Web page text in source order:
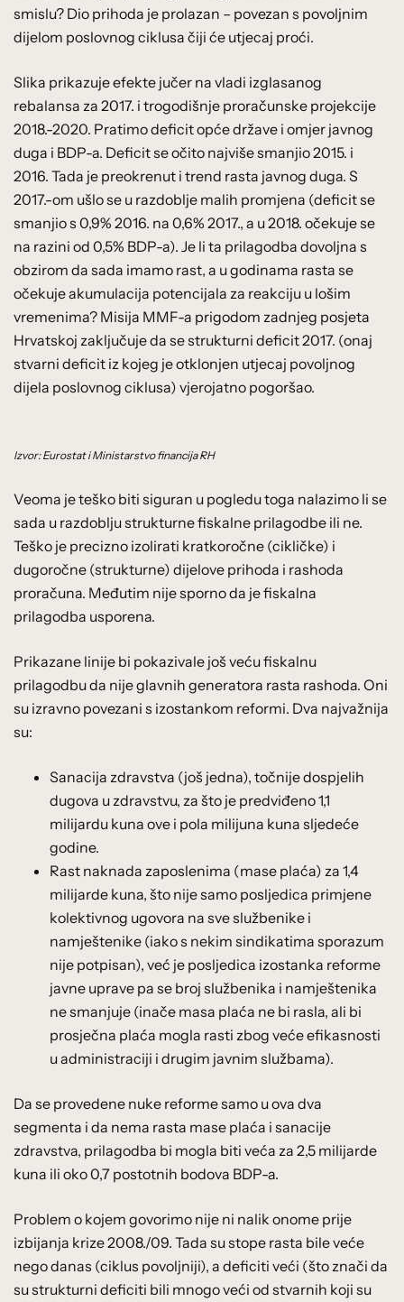
smislu? Dio prihoda je prolazan – povezan s povoljnim
dijelom poslovnog ciklusa čiji će utjecaj proći.
Slika prikazuje efekte jučer na vladi izglasanog
rebalansa za 2017. i trogodišnje proračunske projekcije
2018.-2020. Pratimo deficit opće države i omjer javnog
duga i BDP-a. Deficit se očito najviše smanjio 2015. i
2016. Tada je preokrenut i trend rasta javnog duga. S
2017.-om ušlo se u razdoblje malih promjena (deficit se
smanjio s 0,9% 2016. na 0,6% 2017., a u 2018. očekuje se
na razini od 0,5% BDP-a). Je li ta prilagodba dovoljna s
obzirom da sada imamo rast, a u godinama rasta se
očekuje akumulacija potencijala za reakciju u lošim
vremenima? Misija MMF-a prigodom zadnjeg posjeta
Hrvatskoj zaključuje da se strukturni deficit 2017. (onaj
stvarni deficit iz kojeg je otklonjen utjecaj povoljnog
dijela poslovnog ciklusa) vjerojatno pogoršao.
Izvor: Eurostat i Ministarstvo financija RH
Veoma je teško biti siguran u pogledu toga nalazimo li se
sada u razdoblju strukturne fiskalne prilagodbe ili ne.
Teško je precizno izolirati kratkoročne (cikličke) i
dugoročne (strukturne) dijelove prihoda i rashoda
proračuna. Međutim nije sporno da je fiskalna
prilagodba usporena.
Prikazane linije bi pokazivale još veću fiskalnu
prilagodbu da nije glavnih generatora rasta rashoda. Oni
su izravno povezani s izostankom reformi. Dva najvažnija
su:
Sanacija zdravstva (još jedna), točnije dospjelih
dugova u zdravstvu, za što je predviđeno 1,1
milijardu kuna ove i pola milijuna kuna sljedeće
godine.
Rast naknada zaposlenima (mase plaća) za 1,4
milijarde kuna, što nije samo posljedica primjene
kolektivnog ugovora na sve službenike i
namještenike (iako s nekim sindikatima sporazum
nije potpisan), već je posljedica izostanka reforme
javne uprave pa se broj službenika i namještenika
ne smanjuje (inače masa plaća ne bi rasla, ali bi
prosječna plaća mogla rasti zbog veće efikasnosti
u administraciji i drugim javnim službama).
Da se provedene nuke reforme samo u ova dva
segmenta i da nema rasta mase plaća i sanacije
zdravstva, prilagodba bi mogla biti veća za 2,5 milijarde
kuna ili oko 0,7 postotnih bodova BDP-a.
Problem o kojem govorimo nije ni nalik onome prije
izbijanja krize 2008./09. Tada su stope rasta bile veće
nego danas (ciklus povoljniji), a deficiti veći (što znači da
su strukturni deficiti bili mnogo veći od stvarnih koji su